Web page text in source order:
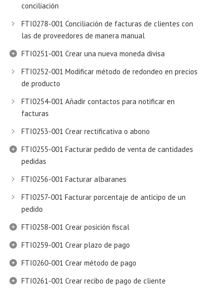
conciliación
FTI0278-001 Conciliación de facturas de clientes con
las de proveedores de manera manual
FTI0251-001 Crear una nueva moneda divisa
FTI0252-001 Modificar método de redondeo en precios
de producto
FTI0254-001 Añadir contactos para notificar en
facturas
FTI0253-001 Crear rectificativa o abono
FTI0255-001 Facturar pedido de venta de cantidades
pedidas
FTI0256-001 Facturar albaranes
FTI0257-001 Facturar porcentaje de anticipo de un
pedido
FTI0258-001 Crear posición fiscal
FTI0259-001 Crear plazo de pago
FTI0260-001 Crear método de pago
FTI0261-001 Crear recibo de pago de cliente